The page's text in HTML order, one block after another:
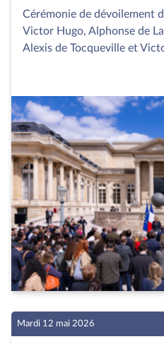
Cérémonie de dévoilement
Victor Hugo, Alphonse de
Alexis de Tocqueville et
Mardi 12 mai 2026